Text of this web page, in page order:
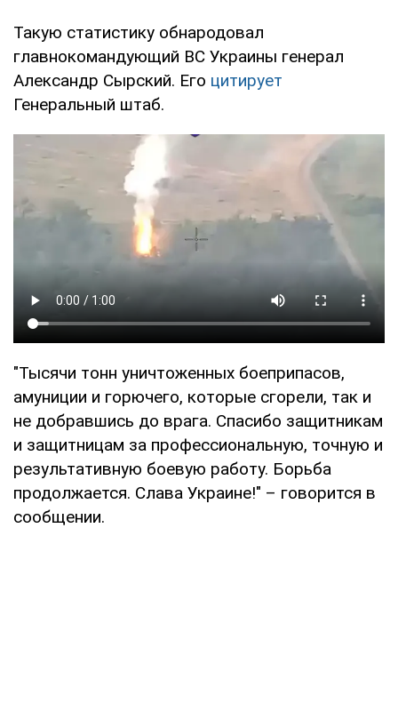
Такую статистику обнародовал
главнокомандующий ВС Украины генерал
Александр Сырский. Его цитирует
Генеральный штаб.
"Тысячи тонн уничтоженных боеприпасов,
амуниции и горючего, которые сгорели, так и
не добравшись до врага. Спасибо защитникам
и защитницам за профессиональную, точную и
результативную боевую работу. Борьба
продолжается. Слава Украине!" – говорится в
сообщении.